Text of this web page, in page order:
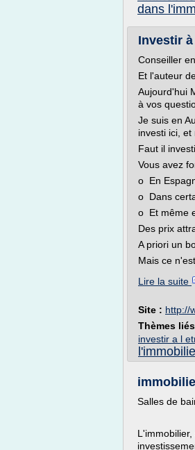
dans
Investir
Conseiller
Et l'auteur
Aujourd'hui
à vos
Je suis en
investi ici,
Faut il
Vous avez
o En
o Dans
o Et même
Des prix
A priori un
Mais ce n'est
Lire la suite
Site : http://
Thèmes
investir a l
Salles de